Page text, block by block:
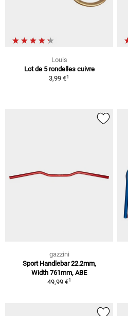
Louis
Lot de 5 rondelles cuivre
3,99 €1
gazzini
Sport Handlebar 22.2mm,
Width 761mm, ABE
49,99 €1